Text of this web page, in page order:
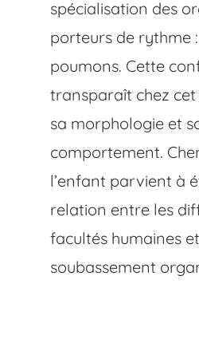
spécialisation des
porteurs de rythme
poumons. Cette
transparaît chez
sa morphologie et
comportement.
l’enfant parvient à
relation entre les
facultés humaines
soubassement